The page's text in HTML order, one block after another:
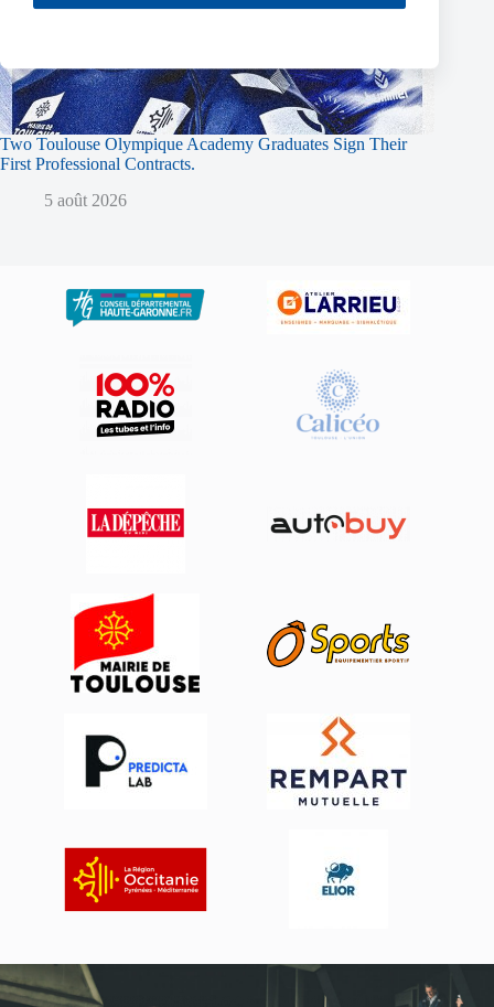
Two Toulouse Olympique Academy Graduates Sign Their
First Professional Contracts.
5 août 2026